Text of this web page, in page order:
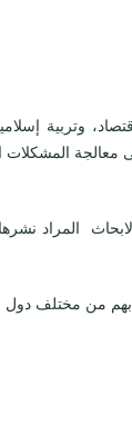
وتربية
المشكلات
المراد نشرها
مختلف دول